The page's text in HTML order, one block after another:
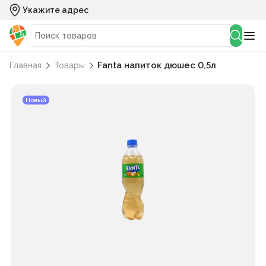
Укажите адрес
Главная Товары Fanta напиток дюшес 0,5л
Новый